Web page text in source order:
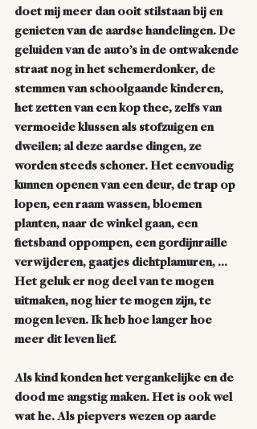
doet mij meer dan ooit stilstaan bij en
genieten van de aardse handelingen. De
geluiden van de auto’s in de ontwakende
straat nog in het schemerdonker, de
stemmen van schoolgaande kinderen,
het zetten van een kop thee, zelfs van
vermoeide klussen als stofzuigen en
dweilen; al deze aardse dingen, ze
worden steeds schoner. Het eenvoudig
kunnen openen van een deur, de trap op
lopen, een raam wassen, bloemen
planten, naar de winkel gaan, een
fietsband oppompen, een gordijnraille
verwijderen, gaatjes dichtplamuren, …
Het geluk er nog deel van te mogen
uitmaken, nog hier te mogen zijn, te
mogen leven. Ik heb hoe langer hoe
meer dit leven lief.
Als kind konden het vergankelijke en de
dood me angstig maken. Het is ook wel
wat he. Als piepvers wezen op aarde